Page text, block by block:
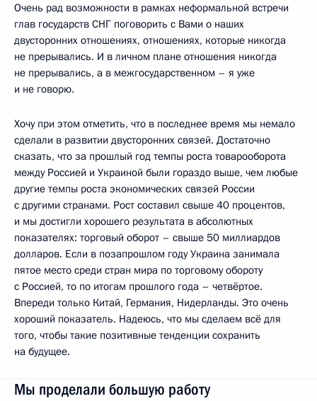
Очень рад возможности в рамках неформальной встречи
глав государств СНГ поговорить с Вами о наших
двусторонних отношениях, отношениях, которые никогда
не прерывались. И в личном плане отношения никогда
не прерывались, а в межгосударственном – я уже
и не говорю.
Хочу при этом отметить, что в последнее время мы немало
сделали в развитии двусторонних связей. Достаточно
сказать, что за прошлый год темпы роста товарооборота
между Россией и Украиной были гораздо выше, чем любые
другие темпы роста экономических связей России
с другими странами. Рост составил свыше 40 процентов,
и мы достигли хорошего результата в абсолютных
показателях: торговый оборот – свыше 50 миллиардов
долларов. Если в позапрошлом году Украина занимала
пятое место среди стран мира по торговому обороту
с Россией, то по итогам прошлого года – четвёртое.
Впереди только Китай, Германия, Нидерланды. Это очень
хороший показатель. Надеюсь, что мы сделаем всё для
того, чтобы такие позитивные тенденции сохранить
на будущее.
Мы проделали большую работу